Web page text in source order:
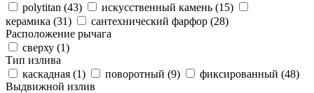
polytitan (43) искусственный камень (15)
керамика (31) сантехнический фарфор (28)
Расположение рычага
сверху (1)
Тип излива
каскадная (1) поворотный (9) фиксированный (48)
Выдвижной излив